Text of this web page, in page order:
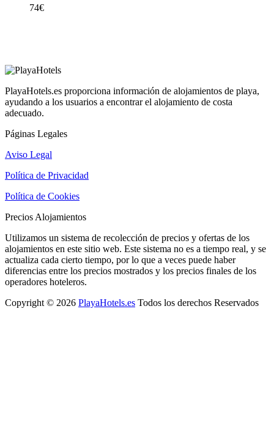
74€
PlayaHotels.es proporciona información de alojamientos de playa,
ayudando a los usuarios a encontrar el alojamiento de costa
adecuado.
Páginas Legales
Aviso Legal
Política de Privacidad
Política de Cookies
Precios Alojamientos
Utilizamos un sistema de recolección de precios y ofertas de los
alojamientos en este sitio web. Este sistema no es a tiempo real, y se
actualiza cada cierto tiempo, por lo que a veces puede haber
diferencias entre los precios mostrados y los precios finales de los
operadores hoteleros.
Copyright © 2026 PlayaHotels.es Todos los derechos Reservados